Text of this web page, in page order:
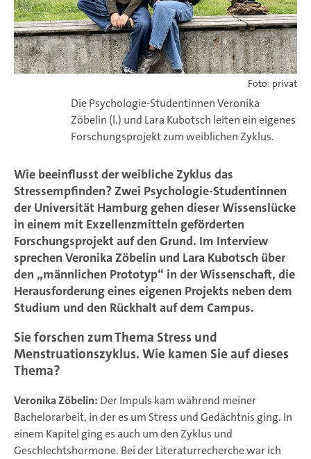
Foto: privat
Die Psychologie-Studentinnen Veronika
Zöbelin (l.) und Lara Kubotsch leiten ein eigenes
Forschungsprojekt zum weiblichen Zyklus.
Wie beeinflusst der weibliche Zyklus das
Stressempfinden? Zwei Psychologie-Studentinnen
der Universität Hamburg gehen dieser Wissenslücke
in einem mit Exzellenzmitteln geförderten
Forschungsprojekt auf den Grund. Im Interview
sprechen Veronika Zöbelin und Lara Kubotsch über
den „männlichen Prototyp“ in der Wissenschaft, die
Herausforderung eines eigenen Projekts neben dem
Studium und den Rückhalt auf dem Campus.
Sie forschen zum Thema Stress und
Menstruationszyklus. Wie kamen Sie auf dieses
Thema?
Veronika Zöbelin: Der Impuls kam während meiner
Bachelorarbeit, in der es um Stress und Gedächtnis ging. In
einem Kapitel ging es auch um den Zyklus und
Geschlechtshormone. Bei der Literaturrecherche war ich